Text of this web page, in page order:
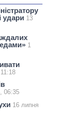
удари 13
1
06:35
16 липня